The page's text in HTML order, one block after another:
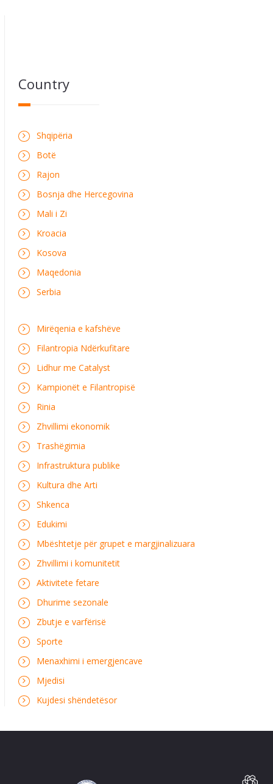
Country
Shqipëria
Botë
Rajon
Bosnja dhe Hercegovina
Mali i Zi
Kroacia
Kosova
Maqedonia
Serbia
Mirëqenia e kafshëve
Filantropia Ndërkufitare
Lidhur me Catalyst
Kampionët e Filantropisë
Rinia
Zhvillimi ekonomik
Trashëgimia
Infrastruktura publike
Kultura dhe Arti
Shkenca
Edukimi
Mbështetje për grupet e margjinalizuara
Zhvillimi i komunitetit
Aktivitete fetare
Dhurime sezonale
Zbutje e varfërisë
Sporte
Menaxhimi i emergjencave
Mjedisi
Kujdesi shëndetësor